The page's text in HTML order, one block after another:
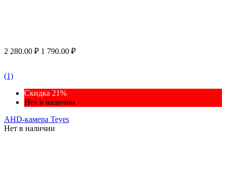
2 280.00 ₽ 1 790.00 ₽
(1)
Скидка 21%
Нет в наличии
AHD-камера Teyes
Нет в наличии